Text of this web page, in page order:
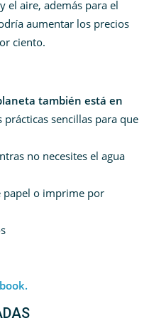
el aire, además para el
aumentar los precios
ciento.
también está en
prácticas sencillas para que
no necesites el agua
o imprime por